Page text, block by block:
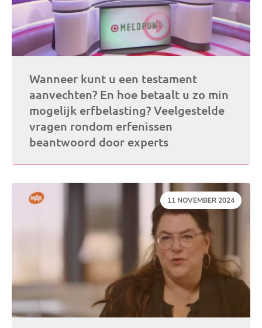
Wanneer kunt u een testament
aanvechten? En hoe betaalt u zo min
mogelijk erfbelasting? Veelgestelde
vragen rondom erfenissen
beantwoord door experts
DATUM:
11 NOVEMBER 2024